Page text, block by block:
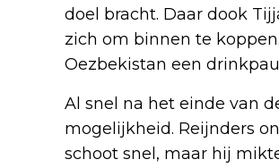
doel bracht. Daar dook
zich om binnen te
Oezbekistan een
Al snel na het einde van
mogelijkheid. Reijnders
schoot snel, maar hij